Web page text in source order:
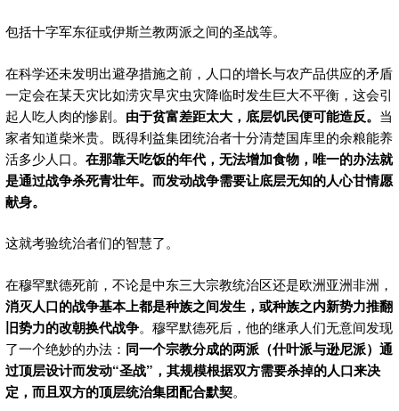
包括十字军东征或伊斯兰教两派之间的圣战等。
在科学还未发明出避孕措施之前，人口的增长与农产品供应的矛盾
一定会在某天灾比如涝灾旱灾虫灾降临时发生巨大不平衡，这会引
起人吃人肉的惨剧。 由于贫富差距太大，底层饥民便可能造反。 当
家者知道柴米贵。既得利益集团统治者十分清楚国库里的余粮能养
活多少人口。 在那靠天吃饭的年代，无法增加食物，唯一的办法就
是通过战争杀死青壮年。而发动战争需要让底层无知的人心甘情愿
献身。
这就考验统治者们的智慧了。
在穆罕默德死前，不论是中东三大宗教统治区还是欧洲亚洲非洲，
消灭人口的战争基本上都是种族之间发生，或种族之内新势力推翻
旧势力的改朝换代战争。穆罕默德死后，他的继承人们无意间发现
了一个绝妙的办法： 同一个宗教分成的两派（什叶派与逊尼派）通
过顶层设计而发动“圣战”，其规模根据双方需要杀掉的人口来决
定，而且双方的顶层统治集团配合默契。